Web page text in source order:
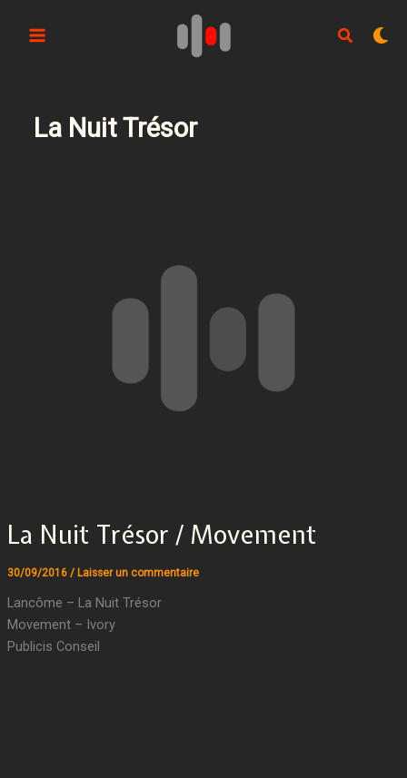
La Nuit Trésor
La Nuit Trésor / Movement
30/09/2016 / Laisser un commentaire
Lancôme – La Nuit Trésor
Movement – Ivory
Publicis Conseil